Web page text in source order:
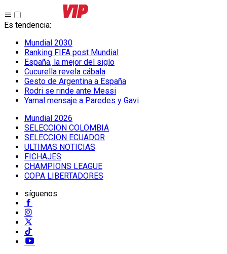
Es tendencia:
Mundial 2030
Ranking FIFA post Mundial
España, la mejor del siglo
Cucurella revela cábala
Gesto de Argentina a España
Rodri se rinde ante Messi
Yamal mensaje a Paredes y Gavi
Mundial 2026
SELECCION COLOMBIA
SELECCION ECUADOR
ULTIMAS NOTICIAS
FICHAJES
CHAMPIONS LEAGUE
COPA LIBERTADORES
síguenos